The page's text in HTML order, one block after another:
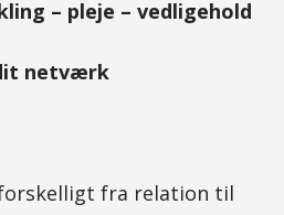
– pleje – vedligehold
netværk
fra relation til